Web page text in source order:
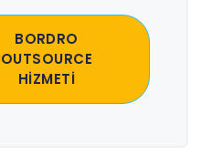
BORDRO
OUTSOURCE
HİZMETİ